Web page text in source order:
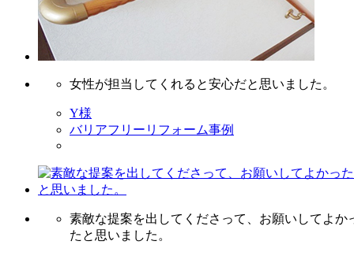
女性が担当してくれると安心だと思いました。
Y様
バリアフリーリフォーム事例
素敵な提案を出してくださって、お願いしてよか
たと思いました。